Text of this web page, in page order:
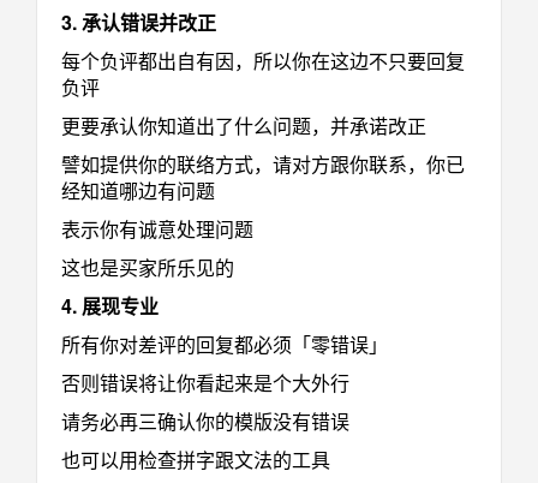
3. 承认错误并改正
每个负评都出自有因，所以你在这边不只要回复
负评
更要承认你知道出了什么问题，并承诺改正
譬如提供你的联络方式，请对方跟你联系，你已
经知道哪边有问题
表示你有诚意处理问题
这也是买家所乐见的
4. 展现专业
所有你对差评的回复都必须「零错误」
否则错误将让你看起来是个大外行
请务必再三确认你的模版没有错误
也可以用检查拼字跟文法的工具